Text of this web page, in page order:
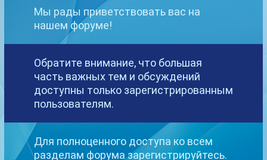
Другие варианты поиска
Найдено: 2 результата
СОРТИРОВКА
Мы рады приветствовать вас на
нашем форуме!
Обратите внимание, что большая
часть важных тем и обсуждений
доступны только зарегистрированным
пользователям.
Для полноценного доступа ко всем
разделам форума зарегистрируйтесь.